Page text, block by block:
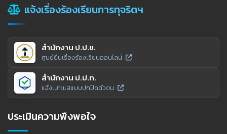
แจ้งเรื่องร้องเรียนการทุจริตฯ
สำนักงาน ป.ป.ช.
ศูนย์ยื่นเรื่องร้องเรียนออนไลน์
สำนักงาน ป.ป.ท.
แจ้งเบาะแสแบบปกปิดตัวตน
ประเมินความพึงพอใจ